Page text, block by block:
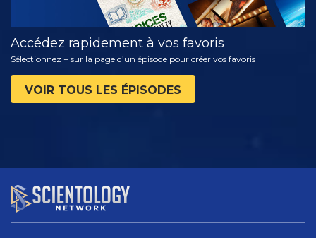
Accédez rapidement à vos favoris
Sélectionnez + sur la page d’un épisode pour créer vos favoris
VOIR TOUS LES ÉPISODES